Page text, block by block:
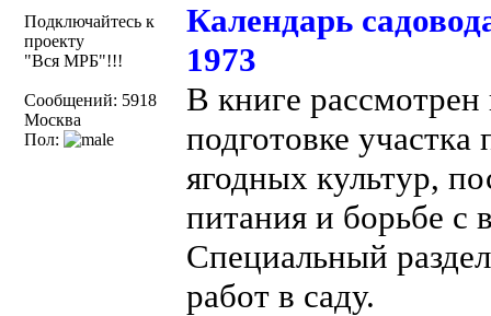
Подключайтесь к
проекту
"Вся МРБ"!!!
Сообщений: 5918
Москва
Пол:
Календарь
1973
В книге
подготовке
ягодных культур,
питания и борьбе с
Специальный
работ в саду.